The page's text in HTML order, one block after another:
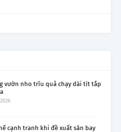
vườn nho trĩu quả chạy dài tít tắp
cạnh tranh khi đề xuất sân bay